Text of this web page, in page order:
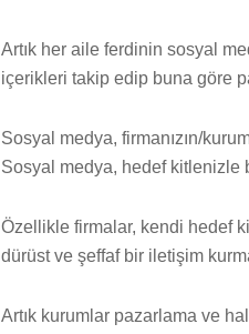
Artık her aile ferdinin sosyal
içerikleri takip edip buna göre
Sosyal medya, firmanızın/
Sosyal medya, hedef kitlenizle
Özellikle firmalar, kendi hedef
dürüst ve şeffaf bir iletişim
Artık kurumlar pazarlama ve